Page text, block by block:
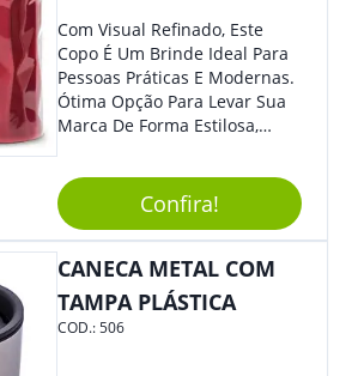
Com Visual Refinado, Este
Copo É Um Brinde Ideal Para
Pessoas Práticas E Modernas.
Ótima Opção Para Levar Sua
Marca De Forma Estilosa,
Empresa Em Eventos,
Reuniões Corporativas Ou Até
Mesmo Para Presentear
Colaboradores.
Confira!
CANECA METAL COM
TAMPA PLÁSTICA
COD.:506